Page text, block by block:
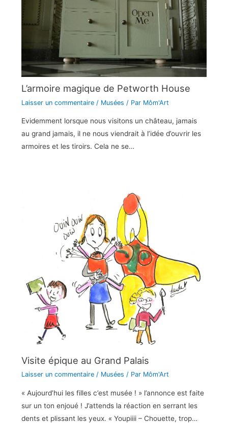
L’armoire magique de Petworth House
Laisser un commentaire / Musées / Par Môm'Art
Evidemment lorsque nous visitons un château, jamais
au grand jamais, il ne nous viendrait à l’idée d’ouvrir les
armoires et les tiroirs. Cela ne se…
Visite épique au Grand Palais
Laisser un commentaire / Musées / Par Môm'Art
« Aujourd’hui les filles c’est musée ! » l’annonce est faite
sur un ton enjoué ! J’attends la réaction en serrant les
dents et plissant les yeux. « Youpiiii – Chouette, trop…